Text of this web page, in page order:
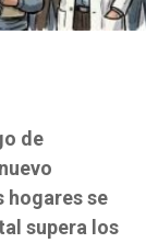
de
hogares se
supera los